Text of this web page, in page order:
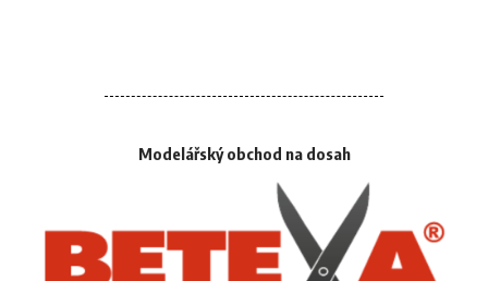
Modelářský obchod na dosah